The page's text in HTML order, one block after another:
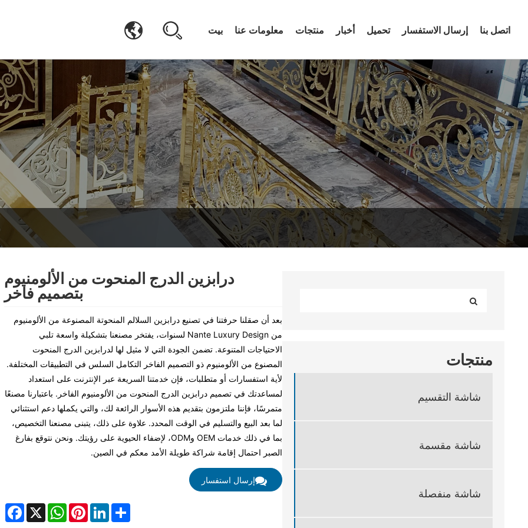
بيت معلومات عنا منتجات أخبار تحميل إرسال الاستفسار اتصل بنا
منتجات
شاشة التقسيم
شاشة مقسمة
شاشة منفصلة
درابزين الدرج المنحوت من الألومنيوم
بتصميم فاخر
بعد أن صقلنا حرفتنا في تصنيع درابزين السلالم المنحوتة المصنوعة من الألومنيوم
من Nante Luxury Design لسنوات، يفتخر مصنعنا بتشكيلة واسعة تلبي
الاحتياجات المتنوعة. تضمن الجودة التي لا مثيل لها لدرابزين الدرج المنحوت
المصنوع من الألومنيوم ذو التصميم الفاخر التكامل السلس في التطبيقات المختلفة.
لأية استفسارات أو متطلبات، فإن خدمتنا السريعة عبر الإنترنت على استعداد
لمساعدتك في تصميم درابزين الدرج المنحوت من الألومنيوم الفاخر. باعتبارنا مصنعًا
متمرسًا، فإننا ملتزمون بتقديم هذه الأسوار الرائعة لك، والتي يكملها دعم استثنائي
لما بعد البيع والتسليم في الوقت المحدد. علاوة على ذلك، يتبنى مصنعنا التخصيص،
بما في ذلك خدمات OEM وODM، لإضفاء الحيوية على رؤيتك. ونحن نتوقع بفارغ
الصبر احتمال إقامة شراكة طويلة الأمد معكم في الصين.
إرسال استفسار
X
WhatsAppPinterestLinkedInShare